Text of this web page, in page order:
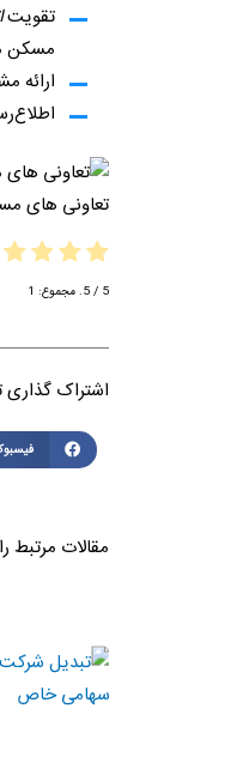
تقویت
مسکن
ارائه
تعاونی های
5 / 5. مجموع: 1
اشتراک
مقالات مرتبط